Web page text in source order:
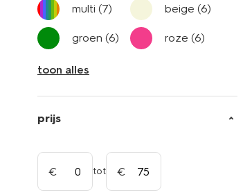
multi (7) beige(6)
groen (6) roze(6)
toon alles
prijs
tot